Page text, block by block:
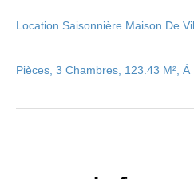
Location Saisonnière Maison De
Pièces, 3 Chambres, 123.43 M²,